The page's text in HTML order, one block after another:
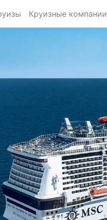
Круизные компании